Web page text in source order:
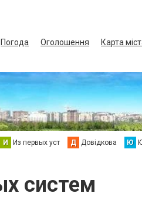
Погода Оголошення
Карта
И Из первых уст Д Довідкова Ю
систем